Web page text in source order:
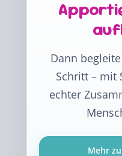
Dann
Schritt – mit
echter
Mehr